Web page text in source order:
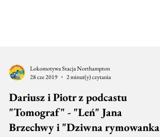
28 cze 2019
2 minut(y) czytania
Dariusz i Piotr z podcastu
"Tomograf" - "Leń" Jana